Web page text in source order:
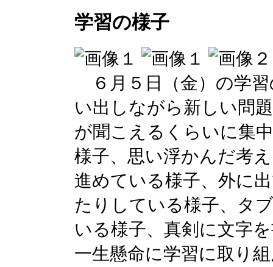
学習の様子
６月５日（金）の学
い出しながら新しい問
が聞こえるくらいに集
様子、思い浮かんだ考
進めている様子、外に
たりしている様子、タ
いる様子、真剣に文字
一生懸命に学習に取り